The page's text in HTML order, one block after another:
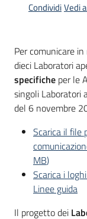
e
attività
Servizi
Comunicazione
partecipazione
CondividiVedi
Per comunicare
dieci Laboratori
specifiche per le
singoli Laboratori
del 6 novembre
Scarica il file
MB)
Scarica i
Linee guida
Il progetto dei